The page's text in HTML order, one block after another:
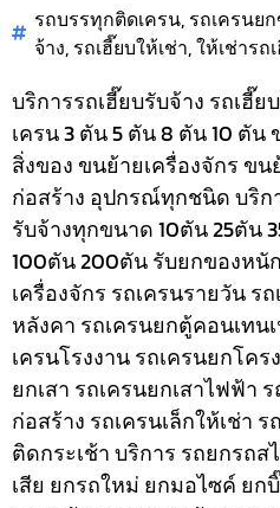
รถบรรทุกติดเครน, รถเครนย
จ้าง, รถเฮี๊ยบให้เช่า,ให้เช่ารถ
บริการรถเฮี๊ยบรับจ้าง รถเฮี๊
เครน 3 ตัน 5 ตัน 8 ตัน 10 ตั
สิ่งของ ขนย้ายเครื่องจักร ข
ก่อสร้าง อุปกรณ์ทุกชนิดบริก
รับจ้างทุกขนาด 10ตัน 25ตัน
100ตัน 200ตัน รับยกของหนั
เครื่องจักร รถเครนรายวัน ร
หลังคา รถเครนยกตู้คอนเทน
เครนโรงงาน รถเครนยกโค
ยกเสา รถเครนยกเสาไฟฟ้า
ก่อสร้าง รถเครนเล็กให้เช่า
ติดกระเช้าบริการ รถยกรถส
เสีย ยกรถใหม่ ยกมอไซค์ ย